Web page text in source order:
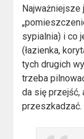
sypialnia) i co
(łazienka,
tych drugich
trzeba
da się przejść,
przeszkadzać.